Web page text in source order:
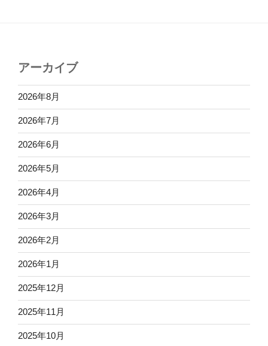
アーカイブ
2026年8月
2026年7月
2026年6月
2026年5月
2026年4月
2026年3月
2026年2月
2026年1月
2025年12月
2025年11月
2025年10月